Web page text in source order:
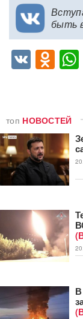
быть
VK
топ НОВОСТЕЙ